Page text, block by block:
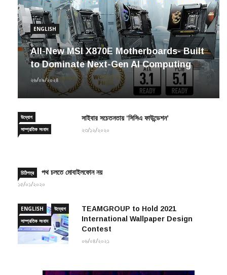
ENGLISH
All-New MSI X870E Motherboards- Built
to Dominate Next-Gen AI Computing
২৬/০৯/২০২৪
উদ্যোগ
সাম্প্রতিক সংবাদ
সাইবার সচেতনতায় ‘সিসিএ ফাউন্ডেশন’
২৩/১২/২০২০
চিঠিপত্র পথ চলতে মোবাইলফোন নয়
১৫/০১/২০২০
ENGLISH
উদ্যোগ
সাম্প্রতিক সংবাদ
TEAMGROUP to Hold 2021
International Wallpaper Design
Contest
০৬/০৪/২০২১